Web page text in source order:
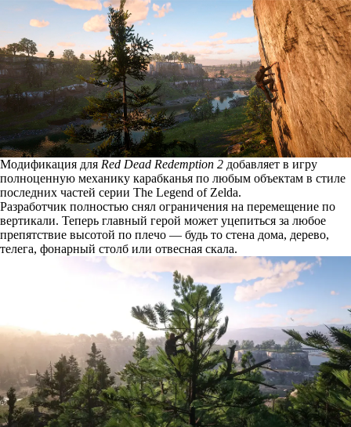
Модификация для Red Dead Redemption 2 добавляет в игру
полноценную механику карабканья по любым объектам в стиле
последних частей серии The Legend of Zelda.
Разработчик полностью снял ограничения на перемещение по
вертикали. Теперь главный герой может уцепиться за любое
препятствие высотой по плечо — будь то стена дома, дерево,
телега, фонарный столб или отвесная скала.